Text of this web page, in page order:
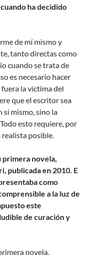
ha decidido
de mí mismo y
tanto directas como
cuando se trata de
es necesario hacer
la víctima del
que el escritor sea
sí mismo, sino la
esto requiere, por
posible.
primera novela,
publicada en 2010. E
como
a la luz de
este
de curación y
novela,